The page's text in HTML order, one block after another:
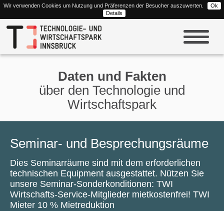
Wir verwenden Cookies um Nutzung und Präferenzen der Besucher auszuwerten.
Ok
Details
Daten und Fakten
über den Technologie und
Wirtschaftspark
Seminar- und Besprechungsräume
Dies Seminarräume sind mit dem erforderlichen
technischen Equipment ausgestattet. Nützen Sie
unsere Seminar-Sonderkonditionen: TWI
Wirtschafts-Service-Mitglieder mietkostenfrei! TWI
Mieter 10 % Mietreduktion